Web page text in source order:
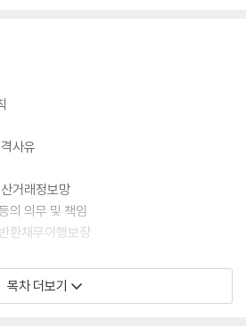
사유
거래정보망
의 의무 및 책임
환채무이행보장
교육, 포상금, 신고센터 등
처분
목차 더보기